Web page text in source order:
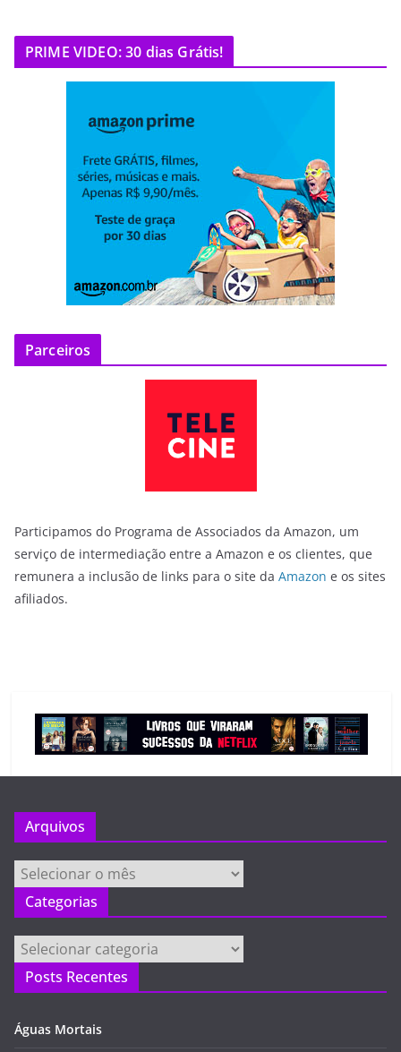
PRIME VIDEO: 30 dias Grátis!
Parceiros
Participamos do Programa de Associados da Amazon, um
serviço de intermediação entre a Amazon e os clientes, que
remunera a inclusão de links para o site da Amazon e os sites
afiliados.
Arquivos
Arquivos
Categorias
Categorias
Posts Recentes
Águas Mortais